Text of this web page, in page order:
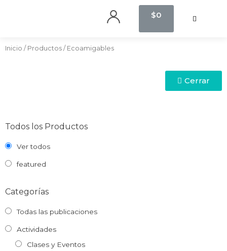
$0
Inicio / Productos / Ecoamigables
Cerrar
Todos los Productos
Ver todos
featured
Categorías
Todas las publicaciones
Actividades
Clases y Eventos